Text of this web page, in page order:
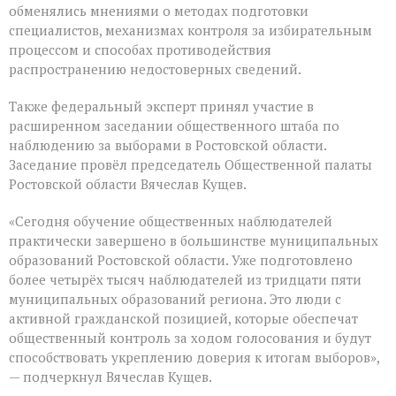
обменялись мнениями о методах подготовки
специалистов, механизмах контроля за избирательным
процессом и способах противодействия
распространению недостоверных сведений.
Также федеральный эксперт принял участие в
расширенном заседании общественного штаба по
наблюдению за выборами в Ростовской области.
Заседание провёл председатель Общественной палаты
Ростовской области Вячеслав Кущев.
«Сегодня обучение общественных наблюдателей
практически завершено в большинстве муниципальных
образований Ростовской области. Уже подготовлено
более четырёх тысяч наблюдателей из тридцати пяти
муниципальных образований региона. Это люди с
активной гражданской позицией, которые обеспечат
общественный контроль за ходом голосования и будут
способствовать укреплению доверия к итогам выборов»,
— подчеркнул Вячеслав Кущев.